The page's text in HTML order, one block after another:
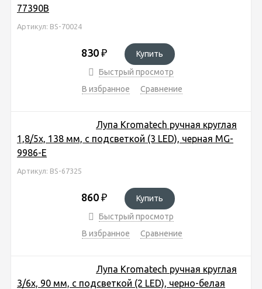
77390B
Артикул: BS-70024
830 ₽
Купить
Быстрый просмотр
В избранное
Сравнение
Лупа Kromatech ручная круглая
1,8/5х, 138 мм, с подсветкой (3 LED), черная MG-
9986-E
Артикул: BS-67325
860 ₽
Купить
Быстрый просмотр
В избранное
Сравнение
Лупа Kromatech ручная круглая
3/6х, 90 мм, с подсветкой (2 LED), черно-белая